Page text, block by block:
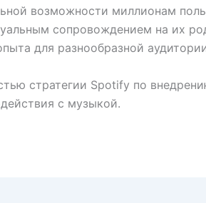
возможности миллионам
сопровождением на их
для разнообразной
стратегии Spotify по
с музыкой.